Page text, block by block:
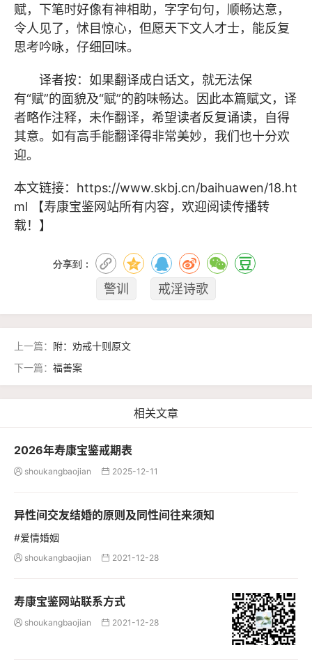
赋，下笔时好像有神相助，字字句句，顺畅达意，
令人见了，怵目惊心，但愿天下文人才士，能反复
思考吟咏，仔细回味。
译者按：如果翻译成白话文，就无法保
有“赋”的面貌及“赋”的韵味畅达。因此本篇赋文，译
者略作注释，未作翻译，希望读者反复诵读，自得
其意。如有高手能翻译得非常美妙，我们也十分欢
迎。
本文链接： https://www.skbj.cn/baihuawen/18.ht
ml 【寿康宝鉴网站所有内容，欢迎阅读传播转
载！】
分享到：
警训 戒淫诗歌
上一篇： 附：劝戒十则原文
下一篇： 福善案
相关文章
2026年寿康宝鉴戒期表
 shoukangbaojian  2025-12-11
异性间交友结婚的原则及同性间往来须知
#爱情婚姻
 shoukangbaojian  2021-12-28
寿康宝鉴网站联系方式
 shoukangbaojian  2021-12-28